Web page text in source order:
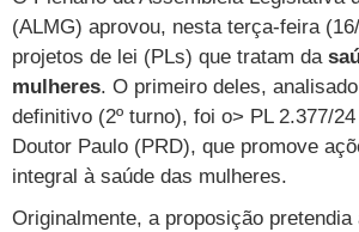
(ALMG) aprovou, nesta terça-feira
projetos de lei (PLs) que tratam da
mulheres. O primeiro deles,
definitivo (2º turno), foi o> PL 2.377/
Doutor Paulo (PRD), que promove
integral à saúde das mulheres.
Originalmente, a proposição pretendia